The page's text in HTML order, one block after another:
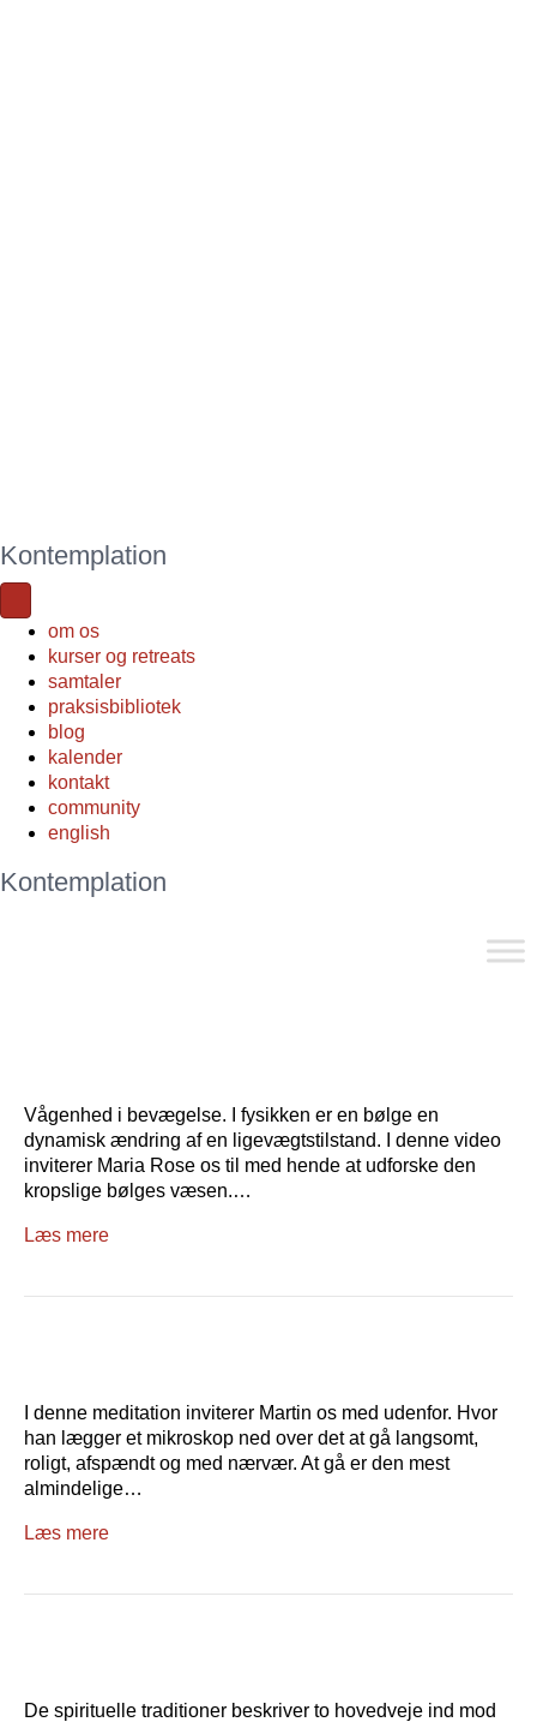
Kontemplation
om os
kurser og retreats
samtaler
praksisbibliotek
blog
kalender
kontakt
community
english
Kontemplation
Vågenhed i bevægelse. I fysikken er en bølge en
dynamisk ændring af en ligevægtstilstand. I denne video
inviterer Maria Rose os til med hende at udforske den
kropslige bølges væsen.…
Læs mere
I denne meditation inviterer Martin os med udenfor. Hvor
han lægger et mikroskop ned over det at gå langsomt,
roligt, afspændt og med nærvær. At gå er den mest
almindelige…
Læs mere
De spirituelle traditioner beskriver to hovedveje ind mod